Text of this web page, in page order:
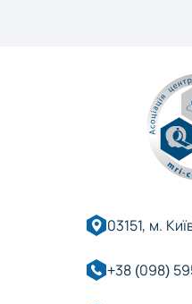
03151, м.
+38 (098)